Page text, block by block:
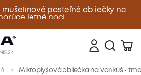
mušelínové posteľné obliečky na
horúce letné noci.
Zavrieť
Popis produktu
Mikroplyšová obliečka na vankúš -